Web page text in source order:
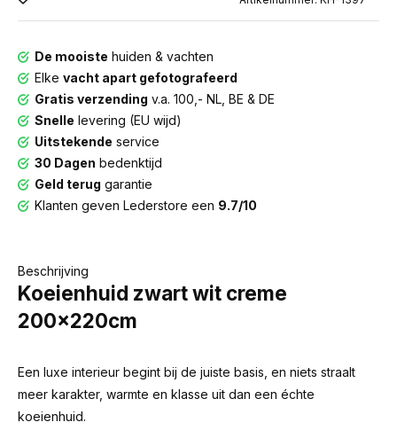
De mooiste huiden & vachten
Elke vacht apart gefotografeerd
Gratis verzending v.a. 100,- NL, BE & DE
Snelle levering (EU wijd)
Uitstekende service
30 Dagen bedenktijd
Geld terug garantie
Klanten geven Lederstore een 9.7/10
Beschrijving
Koeienhuid zwart wit creme
200x220cm
Een luxe interieur begint bij de juiste basis, en niets straalt
meer karakter, warmte en klasse uit dan een échte
koeienhuid.